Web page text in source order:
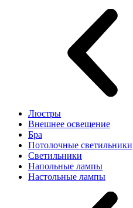
Люстры
Внешнее освещение
Бра
Потолочные светильники
Светильники
Напольные лампы
Настольные лампы